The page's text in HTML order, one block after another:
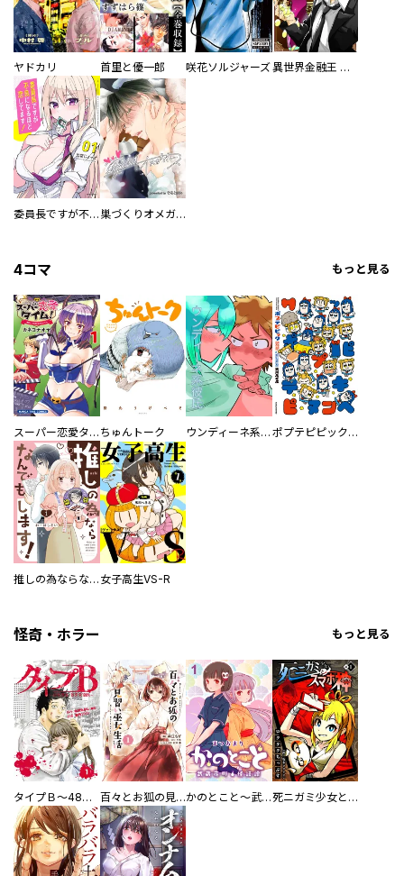
ヤドカリ 首里と優一郎 咲花ソルジャーズ 異世界金融王 ～クローネ・ゴルディオンの覇道～
委員長ですが不良になるほど恋してます！ 巣づくりオメガバース
4コマ もっと見る
スーパー恋愛タイム！～現場でドＳな彼女は自宅でデレる～ ちゅんトーク ウンディーネ系彼氏 ポプテピピック SEASON EIGHT
推しの為ならなんでもします！ 女子高生VS-R
怪奇・ホラー もっと見る
タイプＢ～48時間後、致死率100％～【単話】 百々とお狐の見習い巫女生活【単行本版】 かのとこと～武蔵花町怪話譚～ 【連載版】 死ニガミ少女とスマホ神